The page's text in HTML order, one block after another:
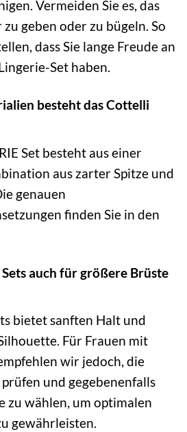
Vermeiden Sie es, das
geben oder zu bügeln. So
dass Sie lange Freude an
Set haben.
besteht das Cottelli
Set besteht aus einer
aus zarter Spitze und
genauen
finden Sie in den
auch für größere Brüste
bietet sanften Halt und
Für Frauen mit
wir jedoch, die
und gegebenenfalls
zu wählen, um optimalen
gewährleisten.